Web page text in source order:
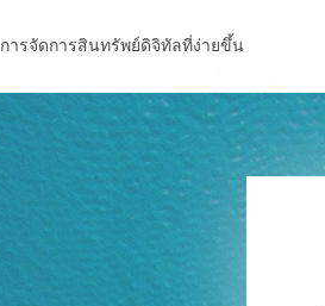
การจัดการสินทรัพย์ดิจิทัลที่ง่ายขึ้น